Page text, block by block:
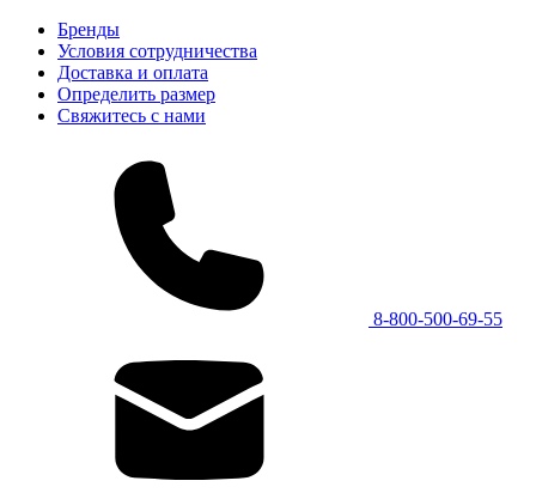
Бренды
Условия сотрудничества
Доставка и оплата
Определить размер
Свяжитесь с нами
8-800-500-69-55